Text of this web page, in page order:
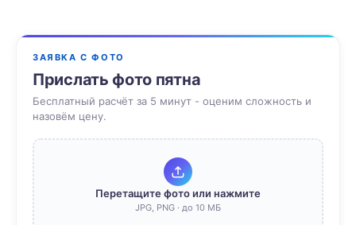
ЗАЯВКА С ФОТО
Прислать фото пятна
Бесплатный расчёт за 5 минут - оценим сложность и
назовём цену.
Перетащите фото или нажмите
JPG, PNG · до 10 МБ